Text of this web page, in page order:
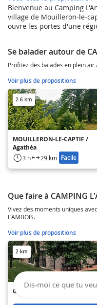
Bienvenue au Camping
village de Mouilleron-le-
ouvre les portes d'une
Se balader autour de
Profitez des balades en plein air
Voir plus de propositions
2.6 km
MOUILLERON-LE-CAPTIF /
Agathéa
3 h 29 km Facile
Que faire à CAMPING
Vivez des moments uniques
L'AMBOIS.
Voir plus de propositions
2 km
Grange de la Ménagerie
Dis-moi ce que tu